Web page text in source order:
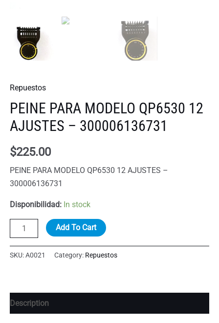
Repuestos
PEINE PARA MODELO QP6530 12
AJUSTES – 300006136731
$225.00
PEINE PARA MODELO QP6530 12 AJUSTES –
300006136731
Disponibilidad: In stock
PEINE
PARA
MODELO
AJUSTES
-
Add To Cart
SKU:A0021 Category: Repuestos
Description